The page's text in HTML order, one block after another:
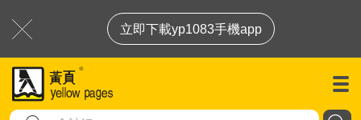
立即下載yp1083手機app